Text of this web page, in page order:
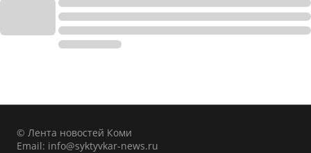
© Лента новостей Коми
Email: info@syktyvkar-news.ru